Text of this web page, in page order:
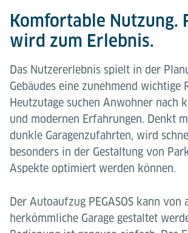
Komfortable Nutzung.
wird zum Erlebnis.
Das Nutzererlebnis spielt in der
Gebäudes eine zunehmend wichtige
Heutzutage suchen Anwohner nach
und modernen Erfahrungen. Denkt
dunkle Garagenzufahrten, wird
besonders in der Gestaltung von
Aspekte optimiert werden können.
Der Autoaufzug PEGASOS kann von
herkömmliche Garage gestaltet